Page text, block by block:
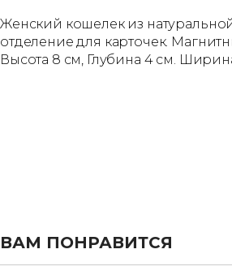
Женский кошелек из
отделение для карточек.
Высота 8 см, Глубина 4 см. Ширина
ВАМ ПОНРАВИТСЯ